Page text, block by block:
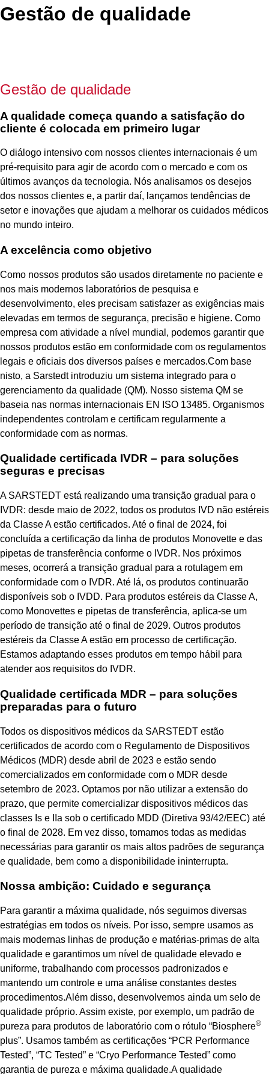
Gestão de qualidade
Gestão de qualidade
A qualidade começa quando a satisfação do
cliente é colocada em primeiro lugar
O diálogo intensivo com nossos clientes internacionais é um
pré-requisito para agir de acordo com o mercado e com os
últimos avanços da tecnologia. Nós analisamos os desejos
dos nossos clientes e, a partir daí, lançamos tendências de
setor e inovações que ajudam a melhorar os cuidados médicos
no mundo inteiro.
A excelência como objetivo
Como nossos produtos são usados diretamente no paciente e
nos mais modernos laboratórios de pesquisa e
desenvolvimento, eles precisam satisfazer as exigências mais
elevadas em termos de segurança, precisão e higiene. Como
empresa com atividade a nível mundial, podemos garantir que
nossos produtos estão em conformidade com os regulamentos
legais e oficiais dos diversos países e mercados.Com base
nisto, a Sarstedt introduziu um sistema integrado para o
gerenciamento da qualidade (QM). Nosso sistema QM se
baseia nas normas internacionais EN ISO 13485. Organismos
independentes controlam e certificam regularmente a
conformidade com as normas.
Qualidade certificada IVDR – para soluções
seguras e precisas
A SARSTEDT está realizando uma transição gradual para o
IVDR: desde maio de 2022, todos os produtos IVD não estéreis
da Classe A estão certificados. Até o final de 2024, foi
concluída a certificação da linha de produtos Monovette e das
pipetas de transferência conforme o IVDR. Nos próximos
meses, ocorrerá a transição gradual para a rotulagem em
conformidade com o IVDR. Até lá, os produtos continuarão
disponíveis sob o IVDD. Para produtos estéreis da Classe A,
como Monovettes e pipetas de transferência, aplica-se um
período de transição até o final de 2029. Outros produtos
estéreis da Classe A estão em processo de certificação.
Estamos adaptando esses produtos em tempo hábil para
atender aos requisitos do IVDR.
Qualidade certificada MDR – para soluções
preparadas para o futuro
Todos os dispositivos médicos da SARSTEDT estão
certificados de acordo com o Regulamento de Dispositivos
Médicos (MDR) desde abril de 2023 e estão sendo
comercializados em conformidade com o MDR desde
setembro de 2023. Optamos por não utilizar a extensão do
prazo, que permite comercializar dispositivos médicos das
classes Is e IIa sob o certificado MDD (Diretiva 93/42/EEC) até
o final de 2028. Em vez disso, tomamos todas as medidas
necessárias para garantir os mais altos padrões de segurança
e qualidade, bem como a disponibilidade ininterrupta.
Nossa ambição: Cuidado e segurança
Para garantir a máxima qualidade, nós seguimos diversas
estratégias em todos os níveis. Por isso, sempre usamos as
mais modernas linhas de produção e matérias-primas de alta
qualidade e garantimos um nível de qualidade elevado e
uniforme, trabalhando com processos padronizados e
mantendo um controle e uma análise constantes destes
procedimentos.Além disso, desenvolvemos ainda um selo de
qualidade próprio. Assim existe, por exemplo, um padrão de
pureza para produtos de laboratório com o rótulo “Biosphere®
plus”. Usamos também as certificações “PCR Performance
Tested”, “TC Tested” e “Cryo Performance Tested” como
garantia de pureza e máxima qualidade.A qualidade